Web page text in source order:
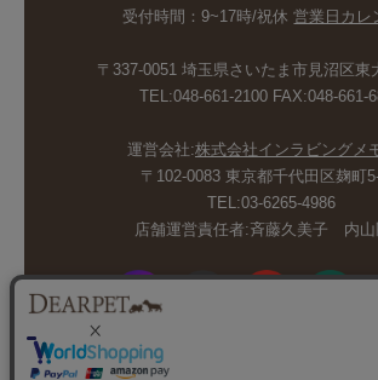
受付時間：9~17時/祝休営業日カレ
〒337-0051 埼玉県さいたま市見沼区東
TEL:048-661-2100 FAX:048-661-
運営会社:株式会社インラビングメ
〒102-0083 東京都千代田区麹町
TEL:03-6265-4986
店舗運営責任者:斉藤久美子 内山